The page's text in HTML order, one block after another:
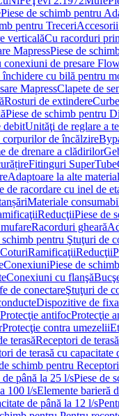
Piese de schimb pentru
pentru Treceri
verticalăCu racorduri
MapressPiese de
conexiuni de presare
cu bilă pentru
MapressClapete de
Rosturi de extindere
Piese de schimb pentru
debitUnităţi de reglare a
corpurilor de încălzire
de drenare a clădirilor
Fitinguri SuperTube
Adaptoare la alte
de racordare cu inel de
Materiale
ReducţiiPiese de
Racorduri gheară
schimb pentru Ştuţuri de
CoturiRamificaţiiReducţii
ConexiuniPiese de
Conexiuni cu flanşă
de conectareŞtuţuri de
Dispozitive de
Protecţie antifocProtecţie
Protecţie contra umezelii
terasăReceptori de
de terasă cu capacitate
schimb pentru
până la 25 l/sPiese de
100 l/sElemente barieră
de până la 12 l/s